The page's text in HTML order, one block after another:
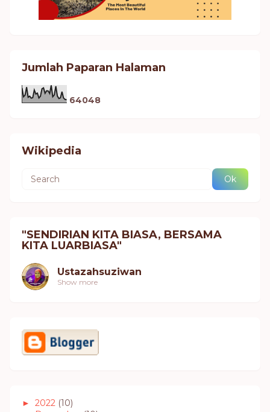
Jumlah Paparan Halaman
64048
Wikipedia
"SENDIRIAN KITA BIASA, BERSAMA
KITA LUARBIASA"
Ustazahsuziwan
Show more
► 2022 (10)